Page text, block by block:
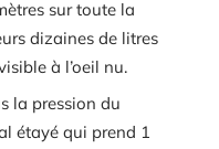
sur toute la
dizaines de litres
à l’oeil nu.
la pression du
étayé qui prend 1